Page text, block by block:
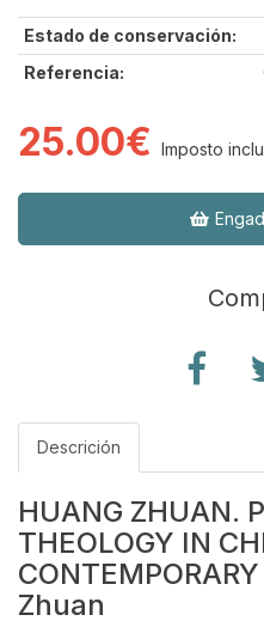
Estado de conservación:
Referencia:
25.00€ Imposto
Descrición
HUANG ZHUAN.
THEOLOGY IN
Zhuan